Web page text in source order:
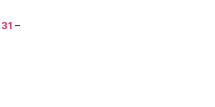
31 –